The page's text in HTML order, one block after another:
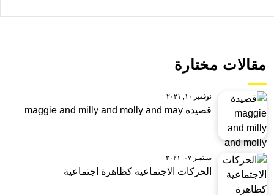
مقالات مختارة
نوفمبر ١٠, ٢٠٢١
قصيدة maggie and milly and molly and may
سبتمبر ٠٧, ٢٠٢١
الحركات الاجتماعية كظاهرة اجتماعية